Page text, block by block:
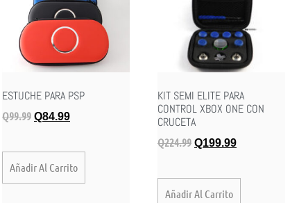
ESTUCHE PARA PSP
Q99.99 Q84.99
Añadir Al Carrito
KIT SEMI ELITE PARA
CONTROL XBOX ONE CON
CRUCETA
Q224.99 Q199.99
Añadir Al Carrito